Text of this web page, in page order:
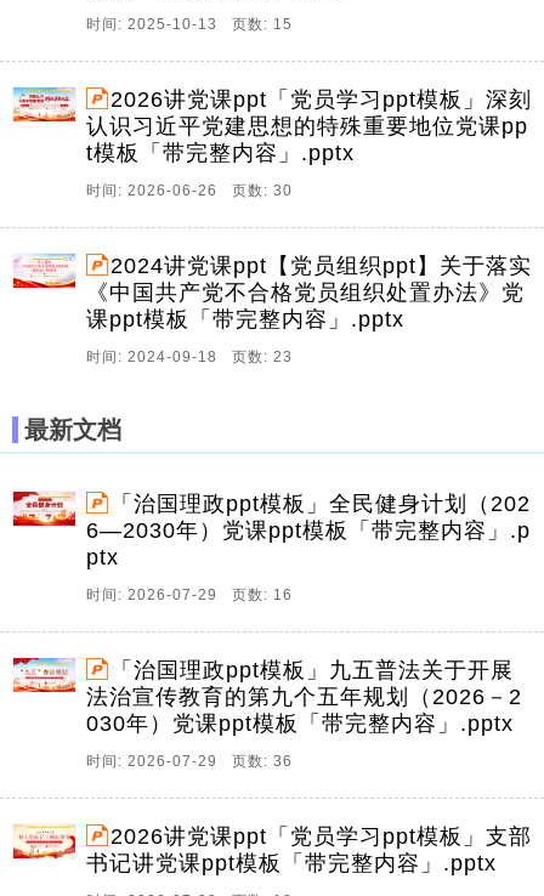
时间: 2025-10-13 页数: 15
2026讲党课ppt「党员学习ppt模板」深刻
认识习近平党建思想的特殊重要地位党课pp
t模板「带完整内容」.pptx
时间: 2026-06-26 页数: 30
2024讲党课ppt【党员组织ppt】关于落实
《中国共产党不合格党员组织处置办法》党
课ppt模板「带完整内容」.pptx
时间: 2024-09-18 页数: 23
最新文档
「治国理政ppt模板」全民健身计划（202
6—2030年）党课ppt模板「带完整内容」.p
ptx
时间: 2026-07-29 页数: 16
「治国理政ppt模板」九五普法关于开展
法治宣传教育的第九个五年规划（2026－2
030年）党课ppt模板「带完整内容」.pptx
时间: 2026-07-29 页数: 36
2026讲党课ppt「党员学习ppt模板」支部
书记讲党课ppt模板「带完整内容」.pptx